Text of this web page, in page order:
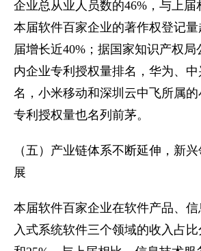
企业总从业人员数的46%，与上届
本届软件百家企业的著作权登记
届增长近40%；据国家知识产权局
内企业专利授权量排名，华为、
名，小米移动和深圳云中飞所属的
专利授权量也名列前茅。
（五）产业链体系不断延伸，新
展
本届软件百家企业在软件产品、
入式系统软件三个领域的收入占比